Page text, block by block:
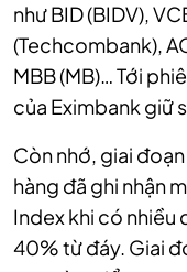
như BID (BIDV),
(Techcombank),
MBB (MB)… Tới
của Eximbank giữ
Còn nhớ, giai
hàng đã ghi nhận
Index khi có nhiều
40% từ đáy. Giai